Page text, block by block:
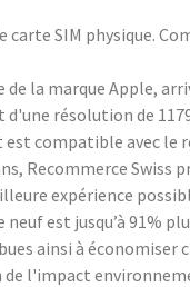
SIM physique.
la marque Apple,
d'une résolution de
compatible avec le
Recommerce
expérience
est jusqu’à 91%
ainsi à économiser
de l'impact